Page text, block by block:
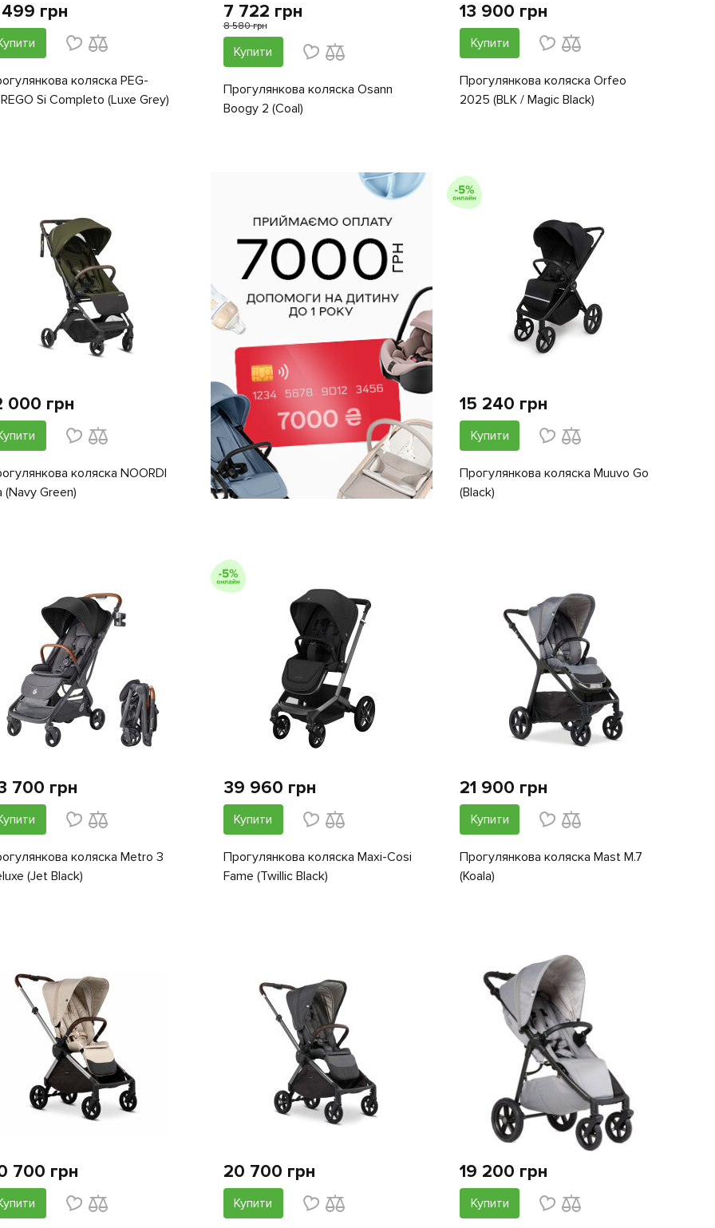
грн
коляска PEG-
Si Completo (Luxe Grey)
7 722 грн
8 580 грн
Купити
Прогулянкова коляска Osann
Boogy 2 (Coal)
13 900 грн
Купити
Прогулянкова коляска Orfeo
2025 (BLK / Magic Black)
000 грн
коляска NOORDI
(Navy Green)
15 240 грн
Купити
Прогулянкова коляска Muuvo Go
(Black)
700 грн
коляска Metro 3
(Jet Black)
39 960 грн
Купити
Прогулянкова коляска Maxi-Cosi
Fame (Twillic Black)
21 900 грн
Купити
Прогулянкова коляска Mast M.7
(Koala)
700 грн 20 700 грн
Купити
19 200 грн
Купити